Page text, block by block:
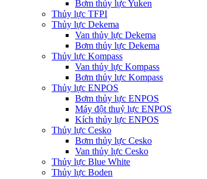
Bơm thủy lực Yuken
Thủy lực TFPI
Thủy lực Dekema
Van thủy lực Dekema
Bơm thủy lực Dekema
Thủy lực Kompass
Van thủy lực Kompass
Bơm thủy lực Kompass
Thủy lực ENPOS
Bơm thủy lực ENPOS
Máy đột thuỷ lực ENPOS
Kích thủy lực ENPOS
Thủy lực Cesko
Bơm thủy lực Cesko
Van thủy lực Cesko
Thủy lực Blue White
Thủy lực Boden